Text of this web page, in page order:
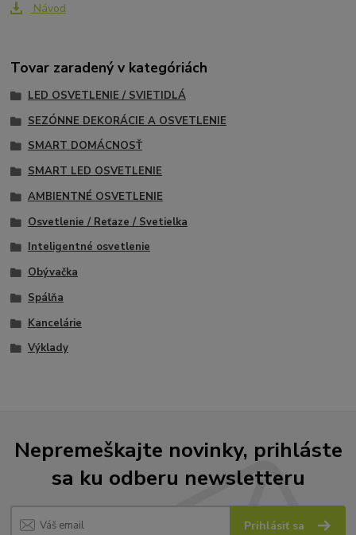
Návod
Tovar zaradený v kategóriách
LED OSVETLENIE / SVIETIDLÁ
SEZÓNNE DEKORÁCIE A OSVETLENIE
SMART DOMÁCNOSŤ
SMART LED OSVETLENIE
AMBIENTNÉ OSVETLENIE
Osvetlenie / Reťaze / Svetielka
Inteligentné osvetlenie
Obývačka
Spálňa
Kancelárie
Výklady
Nepremeškajte novinky, prihláste
sa ku odberu newsletteru
Prihlásiť sa